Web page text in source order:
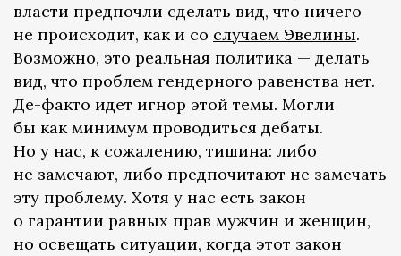
власти предпочли сделать вид, что ничего
не происходит, как и со случаем Эвелины.
Возможно, это реальная политика — делать
вид, что проблем гендерного равенства нет.
Де-факто идет игнор этой темы. Могли
бы как минимум проводиться дебаты.
Но у нас, к сожалению, тишина: либо
не замечают, либо предпочитают не замечать
эту проблему. Хотя у нас есть закон
о гарантии равных прав мужчин и женщин,
но освещать ситуации, когда этот закон